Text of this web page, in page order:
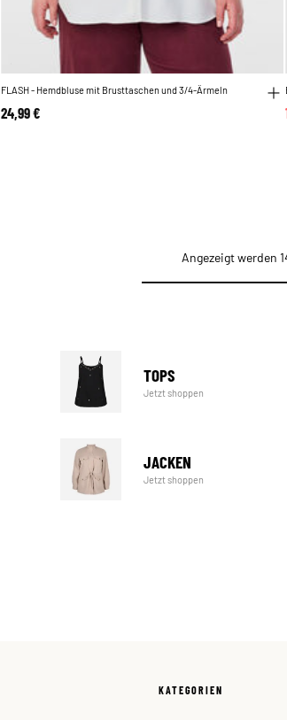
FLASH - Hemdbluse mit Brusttaschen und 3/4-Ärmeln
24,99 €
Angezeigt werden
TOPS
Jetzt shoppen
JACKEN
Jetzt shoppen
KATEGORIEN